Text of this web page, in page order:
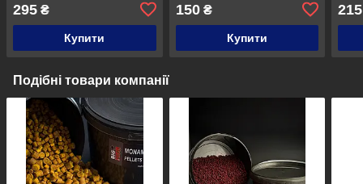
295 ₴
Купити
150₴
Купити
215
Подібні товари компанії